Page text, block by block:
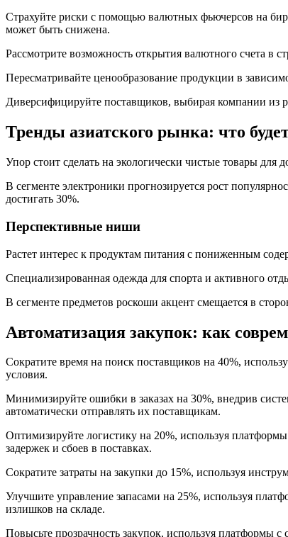
Страхуйте риски с помощью валютных фьючерсов на
может быть снижена.
Рассмотрите возможность открытия валютного счета в
Пересматривайте ценообразование продукции в
Диверсифицируйте поставщиков, выбирая компании из
Тренды азиатского рынка: что
Упор стоит сделать на экологически чистые товары
В сегменте электроники прогнозируется рост
достигать 30%.
Перспективные ниши
Растет интерес к продуктам питания с пониженным
Специализированная одежда для спорта и активного
В сегменте предметов роскоши акцент смещается в
Автоматизация закупок: как
Сократите время на поиск поставщиков на 40%,
условия.
Минимизируйте ошибки в заказах на 30%, внедрив
автоматически отправлять их поставщикам.
Оптимизируйте логистику на 20%, используя
задержек и сбоев в поставках.
Сократите затраты на закупки до 15%, используя
Улучшите управление запасами на 25%, используя
излишков на складе.
Повысьте прозрачность закупок, используя платформы